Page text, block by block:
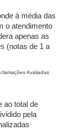
à média das
o atendimento
apenas as
(notas de 1 a
Avaliadas
ao total de
pela